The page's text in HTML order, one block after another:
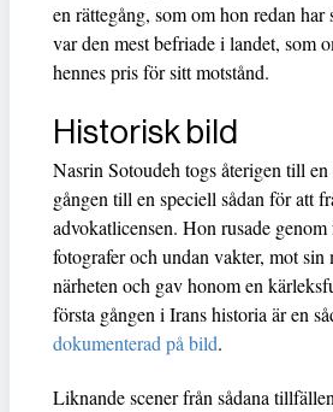
en rättegång, som om hon redan har
var den mest befriade i landet, som
hennes pris för sitt motstånd.
Historisk bild
Nasrin Sotoudeh togs återigen till
gången till en speciell sådan för att
advokatlicensen. Hon rusade
fotografer och undan vakter, mot sin
närheten och gav honom en
första gången i Irans historia är en
dokumenterad på bild.
Liknande scener från sådana